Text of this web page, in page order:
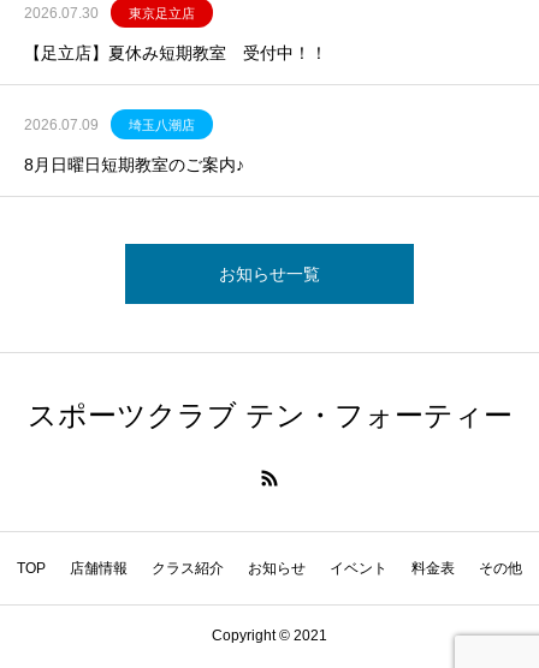
2026.07.30 東京足立店
【足立店】夏休み短期教室 受付中！！
2026.07.09 埼玉八潮店
8月日曜日短期教室のご案内♪
お知らせ一覧
スポーツクラブ テン・フォーティー
TOP 店舗情報 クラス紹介 お知らせ イベント 料金表 その他
Copyright © 2021